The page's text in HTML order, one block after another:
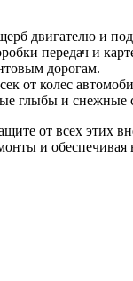
двигателю и
передач и
дорогам.
от колес
глыбы и снежные
от всех этих
и обеспечивая